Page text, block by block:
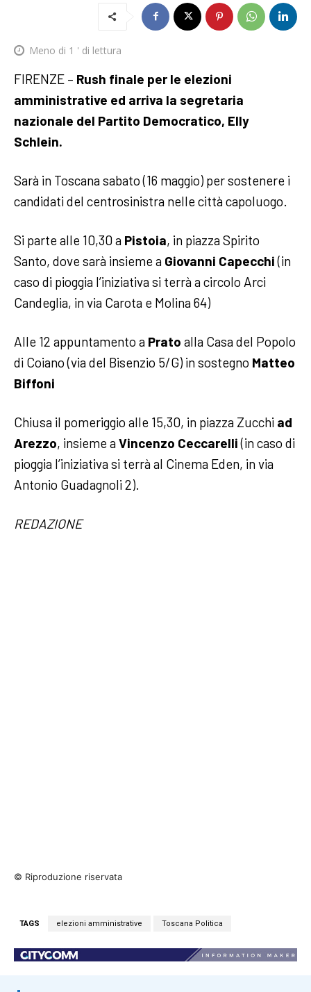
Meno di 1 ' di lettura
FIRENZE – Rush finale per le elezioni
amministrative ed arriva la segretaria
nazionale del Partito Democratico, Elly
Schlein.
Sarà in Toscana sabato (16 maggio) per sostenere i
candidati del centrosinistra nelle città capoluogo.
Si parte alle 10,30 a Pistoia, in piazza Spirito
Santo, dove sarà insieme a Giovanni Capecchi(in
caso di pioggia l’iniziativa si terrà a circolo Arci
Candeglia, in via Carota e Molina 64)
Alle 12 appuntamento a Prato alla Casa del Popolo
di Coiano (via del Bisenzio 5/G) in sostegno Matteo
Biffoni
Chiusa il pomeriggio alle 15,30, in piazza Zucchi ad
Arezzo, insieme a Vincenzo Ceccarelli(in caso di
pioggia l’iniziativa si terrà al Cinema Eden, in via
Antonio Guadagnoli 2).
REDAZIONE
© Riproduzione riservata
TAGS elezioni amministrative Toscana Politica